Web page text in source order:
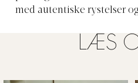
med autentiske rystelser
LÆS